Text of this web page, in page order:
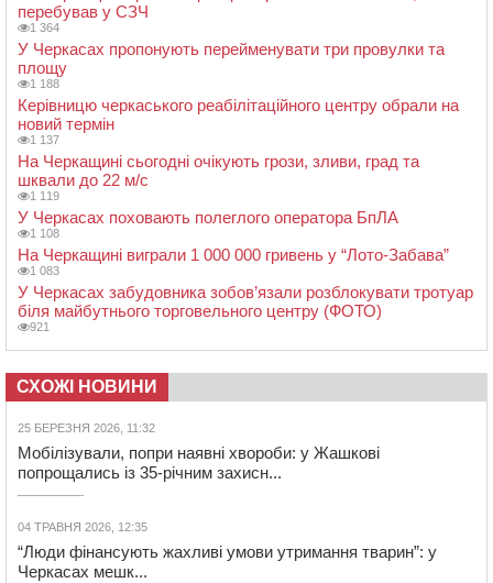
перебував у СЗЧ
1 364
У Черкасах пропонують перейменувати три провулки та
площу
1 188
Керівницю черкаського реабілітаційного центру обрали на
новий термін
1 137
На Черкащині сьогодні очікують грози, зливи, град та
шквали до 22 м/с
1 119
У Черкасах поховають полеглого оператора БпЛА
1 108
На Черкащині виграли 1 000 000 гривень у “Лото-Забава”
1 083
У Черкасах забудовника зобов’язали розблокувати тротуар
біля майбутнього торговельного центру (ФОТО)
921
СХОЖІ НОВИНИ
25 БЕРЕЗНЯ 2026, 11:32
Мобілізували, попри наявні хвороби: у Жашкові
попрощались із 35-річним захисн...
04 ТРАВНЯ 2026, 12:35
“Люди фінансують жахливі умови утримання тварин”: у
Черкасах мешк...